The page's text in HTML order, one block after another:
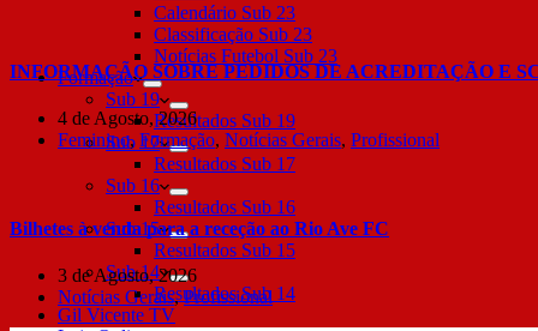
Calendário Sub 23
Classificação Sub 23
Notícias Futebol Sub 23
Formação
Sub 19
Resultados Sub 19
Sub 17
Resultados Sub 17
Sub 16
Resultados Sub 16
Sub 15
Resultados Sub 15
Sub 14
Resultados Sub 14
Gil Vicente TV
INFORMAÇÃO SOBRE PEDIDOS DE ACREDITAÇÃO E
4 de Agosto, 2026
Feminino,Formação, Notícias Gerais, Profissional
Bilhetes à venda para a receção ao Rio Ave FC
3 de Agosto, 2026
Notícias Gerais,Profissional